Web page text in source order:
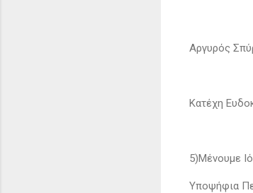
Αργυρός
Κατέχη
5)Μένουμε
Υποψήφια